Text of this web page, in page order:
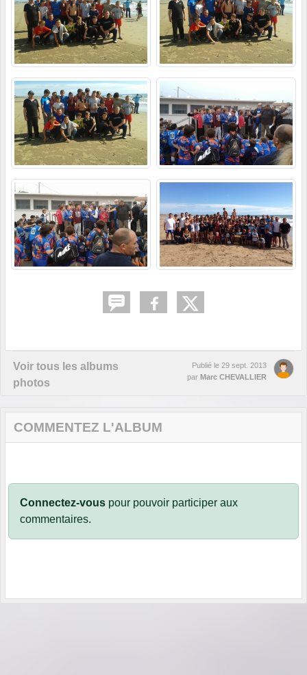
Voir tous les albums
photos
Publié le 29 sept. 2013
par Marc CHEVALLIER
COMMENTEZ L'ALBUM
Connectez-vous pour pouvoir participer aux
commentaires.